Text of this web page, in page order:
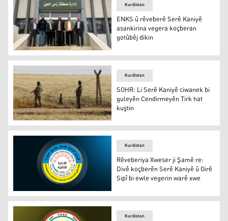
ENKS û rêveberê Serê Kaniyê asankirina vegera
Kurdistan
ENKS û rêveberê Serê Kaniyê
asankirina vegera koçberan
gotûbêj dikin
SOHR: Li Serê Kaniyê ciwanek bi guleyên
Kurdistan
SOHR: Li Serê Kaniyê ciwanek bi
guleyên Cendirmeyên Tirk hat
kuştin
Rêveberiya Xweser ji Şamê re: Divê koçberên Serê
Kurdistan
Rêveberiya Xweser ji Şamê re:
Divê koçberên Serê Kaniyê û Girê
Sipî bi ewle vegerin warê xwe
Kurdistan